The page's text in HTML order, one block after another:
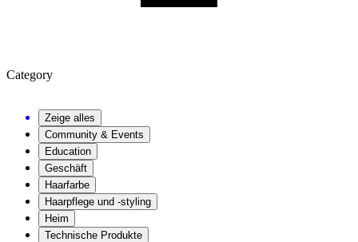
Category
Zeige alles
Community & Events
Education
Geschäft
Haarfarbe
Haarpflege und -styling
Heim
Technische Produkte